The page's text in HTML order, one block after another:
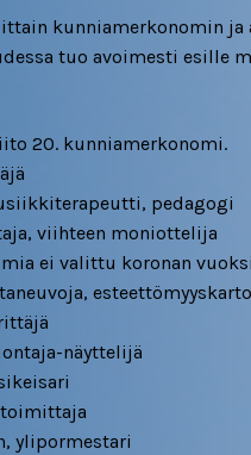
kunniamerkonomin
tuo avoimesti esille
20. kunniamerkonomi.
pedagogi
viihteen moniottelija
ei valittu koronan vuoksi
näyttelijä
ylipormestari